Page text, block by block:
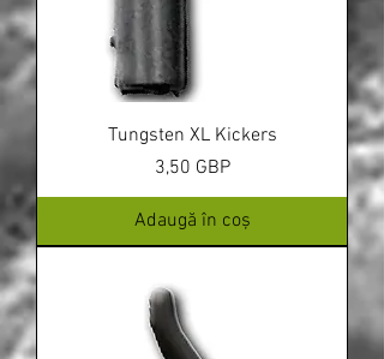
Tungsten XL Kickers
Preț
3,50 GBP
Adaugă în coș